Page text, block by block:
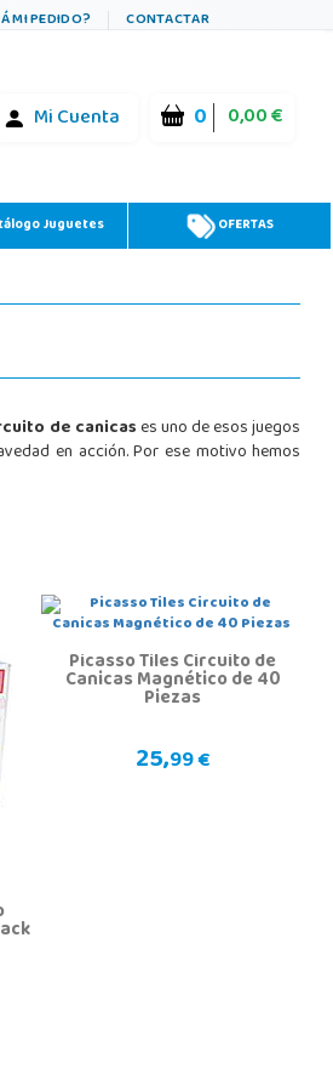
MI PEDIDO? CONTACTAR
Mi Cuenta 0 0,00 €
Juguetes OFERTAS
de canicases uno de esos juegos
en acción. Por ese motivo hemos
Picasso Tiles Circuito de
Canicas Magnético de 40
Piezas
25,99 €